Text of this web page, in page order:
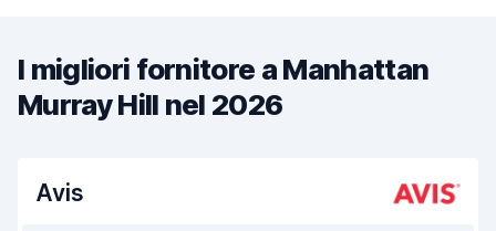
I migliori fornitore a Manhattan
Murray Hill nel 2026
Avis